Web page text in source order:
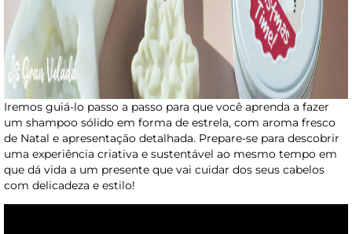
Iremos guiá-lo passo a passo para que você aprenda a fazer
um shampoo sólido em forma de estrela, com aroma fresco
de Natal e apresentação detalhada. Prepare-se para descobrir
uma experiência criativa e sustentável ao mesmo tempo em
que dá vida a um presente que vai cuidar dos seus cabelos
com delicadeza e estilo!